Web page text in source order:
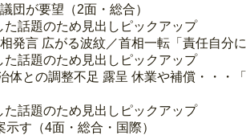
団が要望（2面・総合）
話題のため見出しピックアップ
発言 広がる波紋／首相一転「責任自分
話題のため見出しピックアップ
体との調整不足 露呈 休業や補償・・
話題のため見出しピックアップ
す（4面・総合・国際）